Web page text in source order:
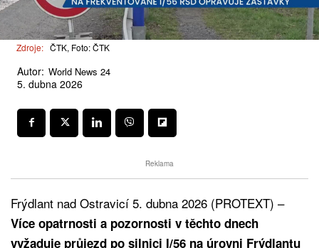
Zdroje: ČTK, Foto: ČTK
Autor: World News 24
5. dubna 2026
Reklama
Frýdlant nad Ostravicí 5. dubna 2026 (PROTEXT) –
Více opatrnosti a pozornosti v těchto dnech
vyžaduje průjezd po silnici I/56 na úrovni Frýdlantu